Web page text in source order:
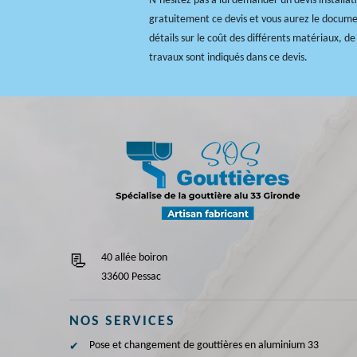
gratuitement ce devis et vous aurez le
détails sur le coût des différents matériaux,
travaux sont indiqués dans ce devis.
40 allée boiron
33600 Pessac
NOS SERVICES
Pose et changement de gouttières en aluminium 33